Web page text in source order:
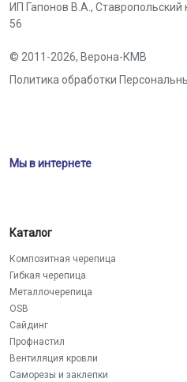
ИП Гапонов В.А., Ставропольский
56
© 2011-2026, Верона-КМВ
Политика обработки
Мы в интернете
Каталог
Композитная черепица
Гибкая черепица
Металлочерепица
OSB
Сайдинг
Профнастил
Вентиляция кровли
Саморезы и заклепки